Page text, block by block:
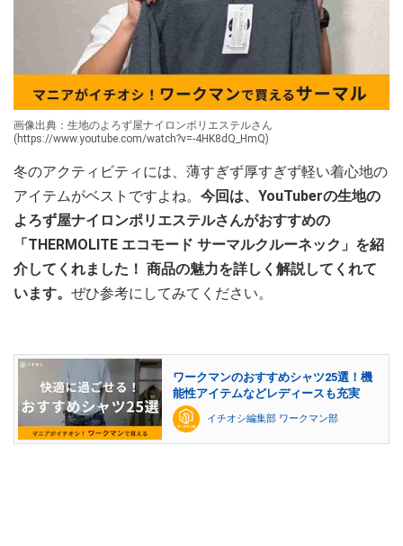
画像出典：生地のよろず屋ナイロンポリエステルさん
(https://www.youtube.com/watch?v=-4HK8dQ_HmQ)
冬のアクティビティには、薄すぎず厚すぎず軽い着心地の
アイテムがベストですよね。 今回は、YouTuberの生地の
よろず屋ナイロンポリエステルさんがおすすめの
「THERMOLITE エコモード サーマルクルーネック」を紹
介してくれました！ 商品の魅力を詳しく解説してくれて
います。 ぜひ参考にしてみてください。
ワークマンのおすすめシャツ25選！機
能性アイテムなどレディースも充実
イチオシ編集部 ワークマン部